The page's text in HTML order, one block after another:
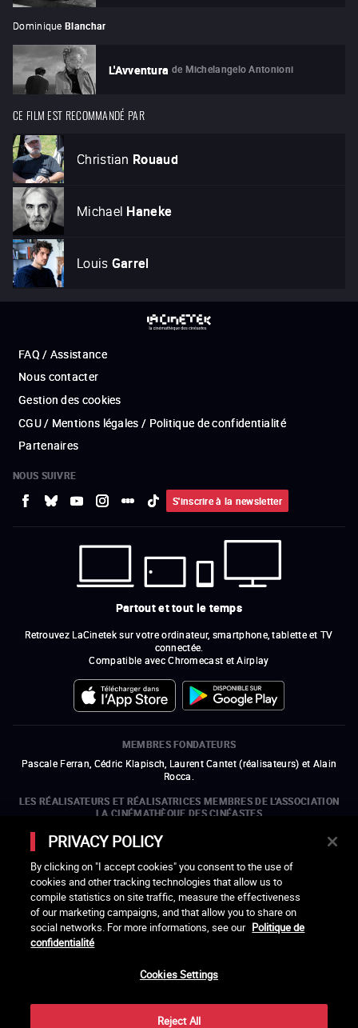
Dominique Blanchar
L'Avventura de Michelangelo Antonioni
CE FILM EST RECOMMANDÉ PAR
Christian Rouaud
Michael Haneke
Louis Garrel
FAQ / Assistance
Nous contacter
Gestion des cookies
CGU / Mentions légales / Politique de confidentialité
Partenaires
NOUS SUIVRE
S'inscrire à la newsletter
Partout et tout le temps
Retrouvez LaCinetek sur votre ordinateur, smartphone, tablette et TV
connectée.
Compatible avec Chromecast et Airplay
MEMBRES FONDATEURS
Pascale Ferran, Cédric Klapisch, Laurent Cantet (réalisateurs) et Alain
Rocca.
LES RÉALISATEURS ET RÉALISATRICES MEMBRES DE L'ASSOCIATION
LA CINÉMATHÈQUE DES CINÉASTES
Olivier Assayas, Bertrand Bonello, Michel Hazanavicius (représentant de
l'ARP), Rebecca Zlotowski et Mikael Buch (représentant de la SRF)
LES ORGANISMES MEMBRES DE L'ASSOCIATION LA CINÉMATHÈQUE
DES CINÉASTES
PRIVACY POLICY
By clicking on "I accept cookies" you consent to the use of
cookies and other tracking technologies that allow us to
compile statistics on site traffic, measure the effectiveness
of our marketing campaigns, and that allow you to share on
social networks. For more informations, see our Politique de
confidentialité
Cookies Settings
Reject All